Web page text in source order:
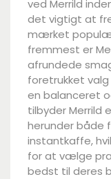
ved Merrild
det vigtigt at
mærket
fremmest er
afrundede
foretrukket
en balanceret
tilbyder Merrild
herunder både
instantkaffe,
for at vælge
bedst til deres